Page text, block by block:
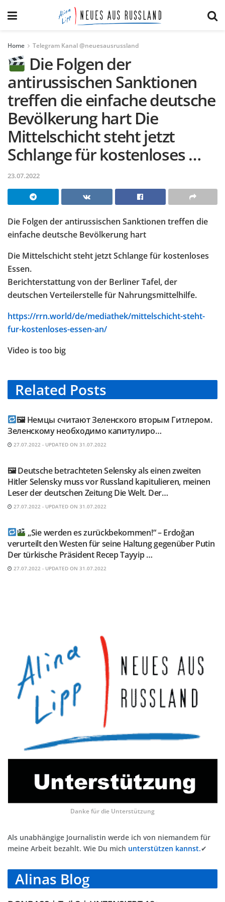
Home Telegram Kanal @neuesausrussland
Die Folgen der
antirussischen Sanktionen
treffen die einfache deutsche
Bevölkerung hart Die
Mittelschicht steht jetzt
Schlange für kostenloses …
23.07.2022
Die Folgen der antirussischen Sanktionen treffen die
einfache deutsche Bevölkerung hart
Die Mittelschicht steht jetzt Schlange für kostenloses
Essen.
Berichterstattung von der Berliner Tafel, der
deutschen Verteilerstelle für Nahrungsmittelhilfe.
https://rrn.world/de/mediathek/mittelschicht-steht-
fur-kostenloses-essen-an/
Video is too big
Related Posts
TELEGRAM KANAL @NEUESAUSRUSSLAND
🖼 Немцы считают Зеленского вторым Гитлером.
Зеленскому необходимо капитулиро…
27.07.2022 - UPDATED ON 31.07.2022
🖼 Deutsche betrachteten Selensky als einen zweiten
Hitler Selensky muss vor Russland kapitulieren, meinen
Leser der deutschen Zeitung Die Welt. Der…
27.07.2022 - UPDATED ON 31.07.2022
„Sie werden es zurückbekommen!“ – Erdoğan
verurteilt den Westen für seine Haltung gegenüber Putin
Der türkische Präsident Recep Tayyip …
27.07.2022 - UPDATED ON 31.07.2022
Danke für die Unterstützung
Als unabhängige Journalistin werde ich von niemandem für
meine Arbeit bezahlt. Wie Du mich unterstützen kannst.✔
Alinas Blog